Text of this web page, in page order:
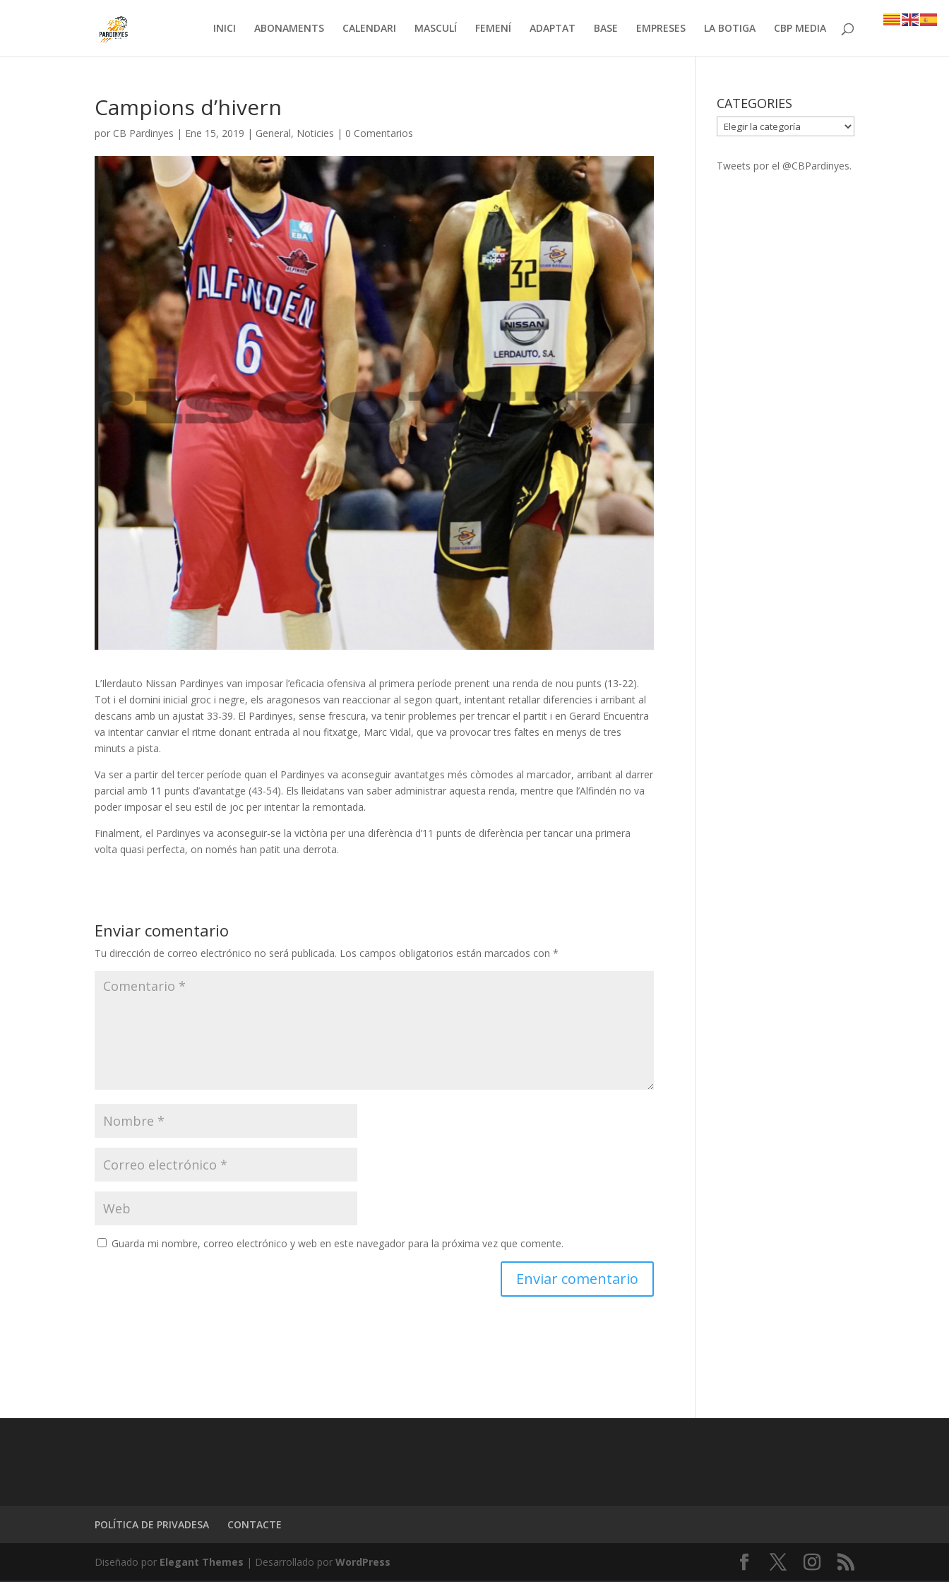
INICI ABONAMENTS CALENDARI MASCULÍ FEMENÍ ADAPTAT BASE EMPRESES LA BOTIGA CBP MEDIA
Campions d’hivern
por CB Pardinyes | Ene 15, 2019 | General, Noticies | 0 Comentarios
L’Ilerdauto Nissan Pardinyes van imposar l’eficacia ofensiva al primera període prenent una renda de nou punts (13-22).
Tot i el domini inicial groc i negre, els aragonesos van reaccionar al segon quart, intentant retallar diferencies i arribant al
descans amb un ajustat 33-39. El Pardinyes, sense frescura, va tenir problemes per trencar el partit i en Gerard Encuentra
va intentar canviar el ritme donant entrada al nou fitxatge, Marc Vidal, que va provocar tres faltes en menys de tres
minuts a pista.
Va ser a partir del tercer període quan el Pardinyes va aconseguir avantatges més còmodes al marcador, arribant al darrer
parcial amb 11 punts d’avantatge (43-54). Els lleidatans van saber administrar aquesta renda, mentre que l’Alfindén no va
poder imposar el seu estil de joc per intentar la remontada.
Finalment, el Pardinyes va aconseguir-se la victòria per una diferència d’11 punts de diferència per tancar una primera
volta quasi perfecta, on només han patit una derrota.
Enviar comentario
Tu dirección de correo electrónico no será publicada. Los campos obligatorios están marcados con*
Guarda mi nombre, correo electrónico y web en este navegador para la próxima vez que comente.
CATEGORIES
CATEGORIES
Tweets por el @CBPardinyes.
POLÍTICA DE PRIVADESA CONTACTE
Diseñado por Elegant Themes | Desarrollado porWordPress